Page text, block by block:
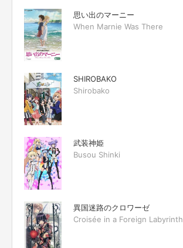
思い出のマーニー
When Marnie Was There
SHIROBAKO
Shirobako
武装神姫
Busou Shinki
異国迷路のクロワーゼ
Croisée in a Foreign Labyrinth